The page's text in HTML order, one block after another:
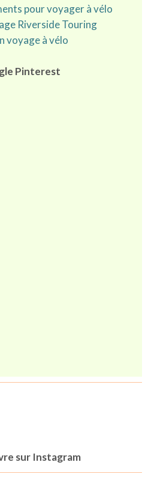
pour voyager à vélo
Riverside Touring
voyage à vélo
Pinterest
sur Instagram